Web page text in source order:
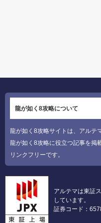
龍が如く8攻略について
龍が如く8攻略サイトは、アルテ
龍が如く8攻略に役立つ記事を掲
リンクフリーです。
アルテマは東証
しています。
証券コード：